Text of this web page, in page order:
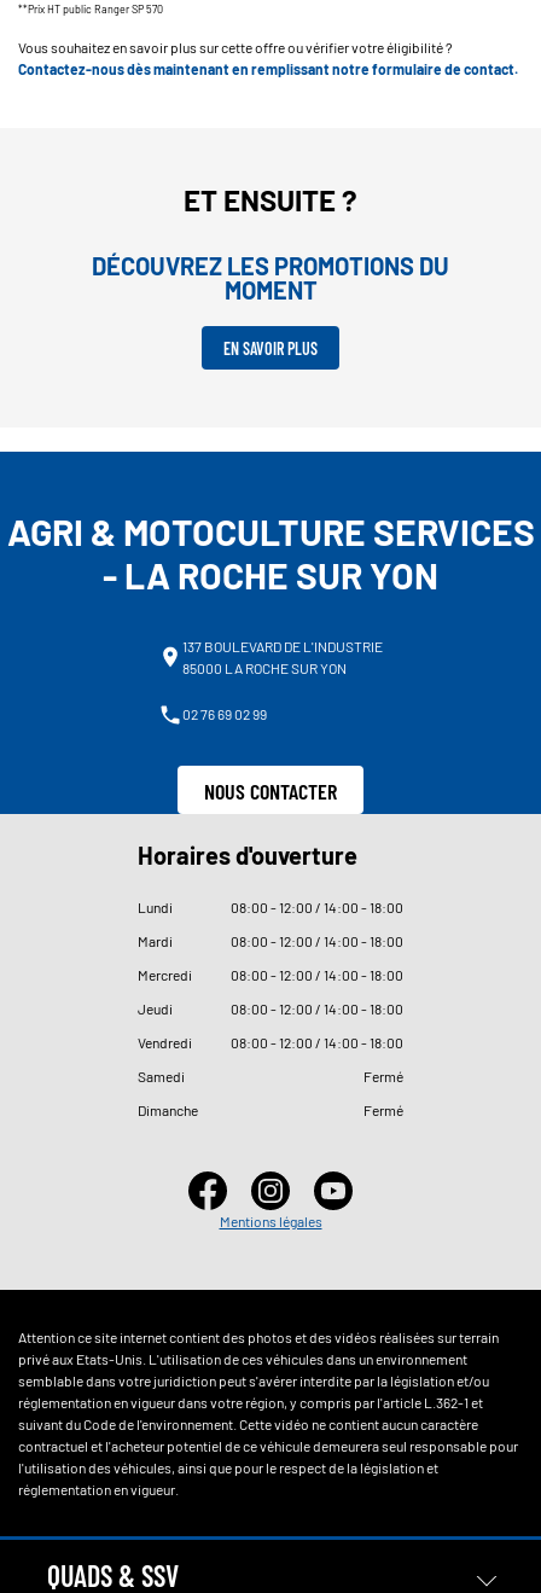
**Prix HT public Ranger SP 570
Vous souhaitez en savoir plus sur cette offre ou vérifier votre éligibilité ?
Contactez-nous dès maintenant en remplissant notre formulaire de contact.
ET ENSUITE ?
DÉCOUVREZ LES PROMOTIONS DU
MOMENT
EN SAVOIR PLUS
AGRI & MOTOCULTURE SERVICES
- LA ROCHE SUR YON
137 BOULEVARD DE L'INDUSTRIE
85000 LA ROCHE SUR YON
02 76 69 02 99
NOUS CONTACTER
Horaires d'ouverture
Lundi 08:00 - 12:00 / 14:00 - 18:00
Mardi
08:00 - 12:00 / 14:00 - 18:00
Mercredi
08:00 - 12:00 / 14:00 - 18:00
Jeudi
08:00 - 12:00 / 14:00 - 18:00
Vendredi
08:00 - 12:00 / 14:00 - 18:00
Samedi
Fermé
Dimanche
Fermé
Mentions légales
Attention ce site internet contient des photos et des vidéos réalisées sur terrain
privé aux Etats-Unis. L'utilisation de ces véhicules dans un environnement
semblable dans votre juridiction peut s'avérer interdite par la législation et/ou
réglementation en vigueur dans votre région, y compris par l'article L.362-1 et
suivant du Code de l'environnement. Cette vidéo ne contient aucun caractère
contractuel et l'acheteur potentiel de ce véhicule demeurera seul responsable pour
l'utilisation des véhicules, ainsi que pour le respect de la législation et
réglementation en vigueur.
QUADS & SSV